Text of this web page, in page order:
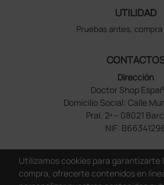
UTILIDAD
Pruebas antes,
Dirección
Doctor Shop
Domicilio Social: Calle
Pral. 2ª – 08021
NIF:
Utilizamos cookies para garantizarte
compra, ofrecerte contenidos en